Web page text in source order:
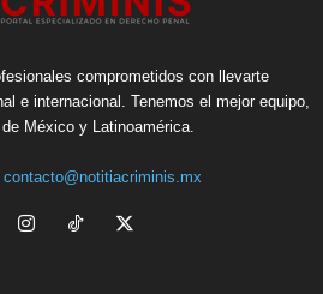
comprometidos con llevarte
e internacional. Tenemos el mejor equipo,
México y Latinoamérica.
contacto@notitiacriminis.mx